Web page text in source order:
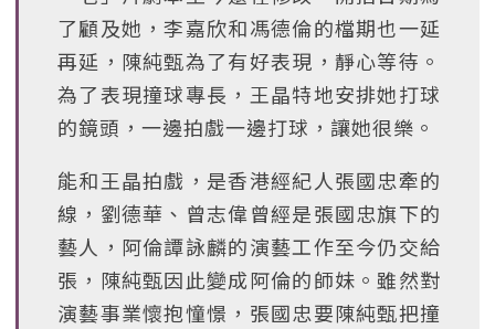
了顧及她，李嘉欣和馮德倫的檔期也一延
再延，陳純甄為了有好表現，靜心等待。
為了表現撞球專長，王晶特地安排她打球
的鏡頭，一邊拍戲一邊打球，讓她很樂。
能和王晶拍戲，是香港經紀人張國忠牽的
線，劉德華、曾志偉曾經是張國忠旗下的
藝人，阿倫譚詠麟的演藝工作至今仍交給
張，陳純甄因此變成阿倫的師妹。雖然對
演藝事業懷抱憧憬，張國忠要陳純甄把撞